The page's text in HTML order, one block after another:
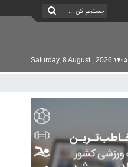
Saturday, 8 August , 2026